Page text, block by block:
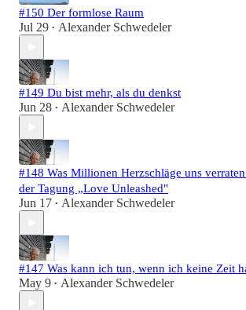
#150 Der formlose Raum
Jul 29 • Alexander Schwedeler
#149 Du bist mehr, als du denkst
Jun 28 • Alexander Schwedeler
#148 Was Millionen Herzschläge uns
der Tagung „Love Unleashed"
Jun 17 • Alexander Schwedeler
#147 Was kann ich tun, wenn ich keine Zeit
May 9 • Alexander Schwedeler